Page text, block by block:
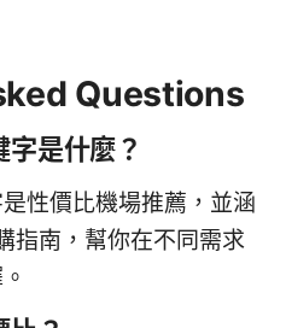
Questions
是什麼？
性價比機場推薦，並涵
指南，幫你在不同需求